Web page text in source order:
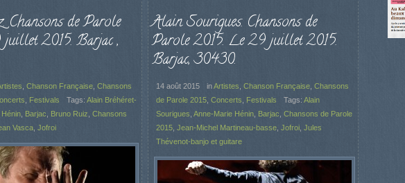
de Parole
2015. Barjac ,
Chanson Française Chansons
Festivals Tags: Alain Bréhéret-
Barjac Bruno Ruiz Chansons
Vasca Jofroi
Alain Sourigues. Chansons de
Parole 2015. Le 29 juillet 2015.
Barjac, 30430.
14 août 2015 inArtistes Chanson Française, Chansons
de Parole 2015, Concerts Festivals Tags: Alain
Sourigues Anne-Marie Hénin, Barjac Chansons de Parole
2015, Jean-Michel Martineau-basse, Jofroi, Jules
Thévenot-banjo et guitare